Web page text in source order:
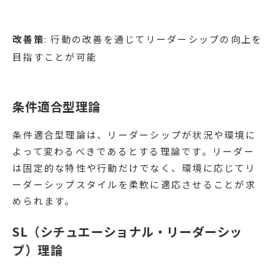
改善策: 行動の改善を通じてリーダーシップの向上を
目指すことが可能
条件適合型理論
条件適合型理論は、リーダーシップが状況や環境に
よって変わるべきであるとする理論です。リーダー
は固定的な特性や行動だけでなく、環境に応じてリ
ーダーシップスタイルを柔軟に適応させることが求
められます。
SL（シチュエーショナル・リーダーシッ
プ）理論